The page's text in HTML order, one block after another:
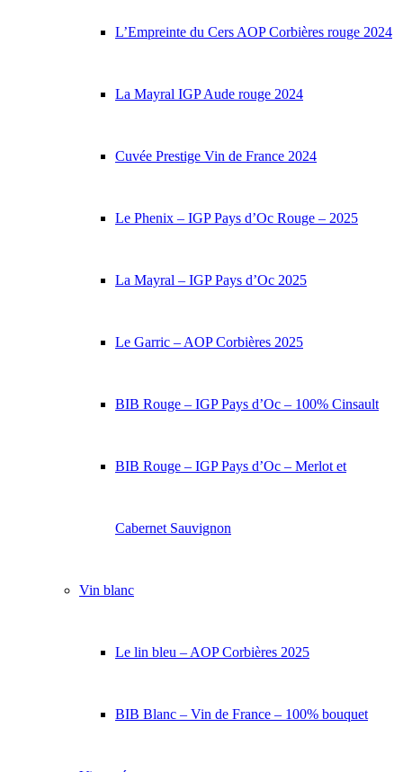
L’Empreinte du Cers AOP Corbières rouge 2024
La Mayral IGP Aude rouge 2024
Cuvée Prestige Vin de France 2024
Le Phenix – IGP Pays d’Oc Rouge – 2025
La Mayral – IGP Pays d’Oc 2025
Le Garric – AOP Corbières 2025
BIB Rouge – IGP Pays d’Oc – 100% Cinsault
BIB Rouge – IGP Pays d’Oc – Merlot et
Cabernet Sauvignon
Vin blanc
Le lin bleu – AOP Corbières 2025
BIB Blanc – Vin de France – 100% bouquet